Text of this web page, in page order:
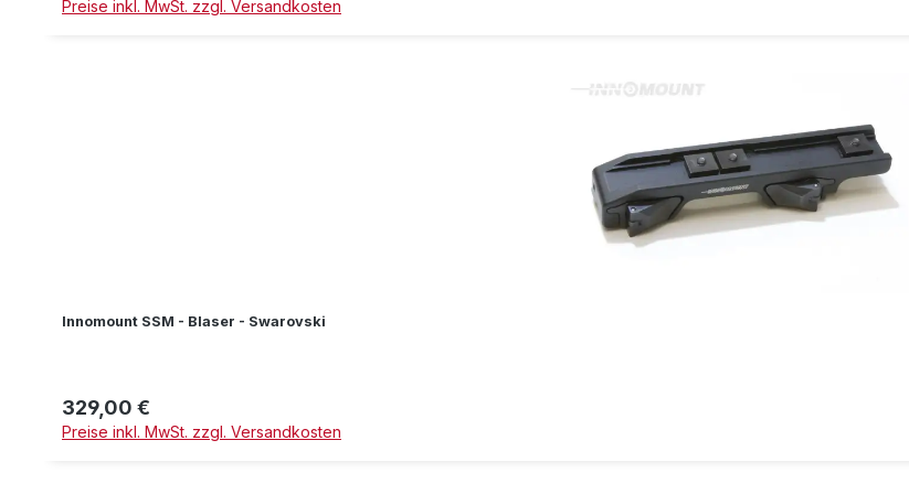
Preise inkl. MwSt. zzgl. Versandkosten
Innomount SSM - Blaser - Swarovski
Regulärer Preis:
329,00 €
Preise inkl. MwSt. zzgl. Versandkosten